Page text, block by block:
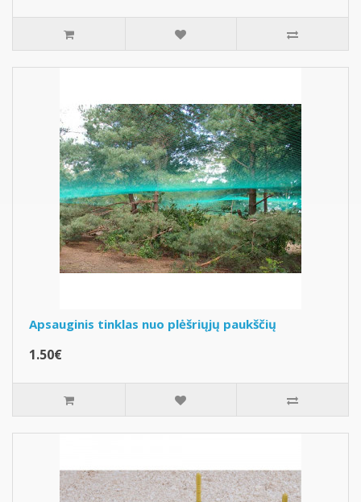
Apsauginis tinklas nuo plėšriųjų paukščių
1.50€